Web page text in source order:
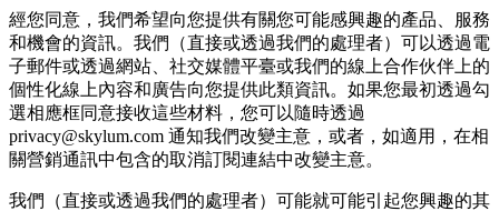
經您同意，我們希望向您提供有關您可能感興趣的產品、服務
和機會的資訊。我們（直接或透過我們的處理者）可以透過電
子郵件或透過網站、社交媒體平臺或我們的線上合作伙伴上的
個性化線上內容和廣告向您提供此類資訊。如果您最初透過勾
選相應框同意接收這些材料，您可以隨時透過
privacy@skylum.com 通知我們改變主意，或者，如適用，在相
關營銷通訊中包含的取消訂閱連結中改變主意。
我們（直接或透過我們的處理者）可能就可能引起您興趣的其